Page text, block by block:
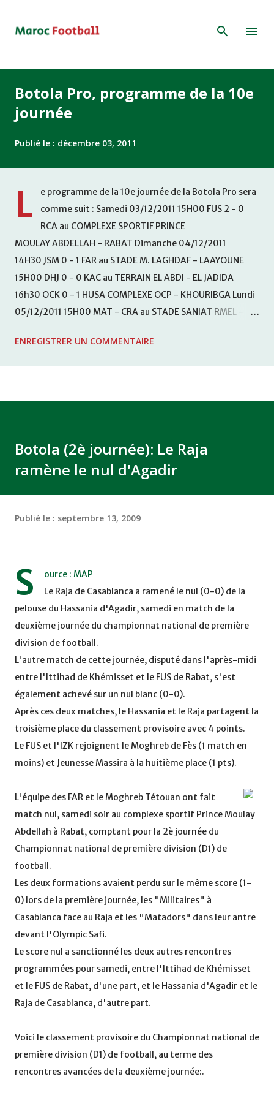
Botola Pro, programme de la 10e
journée
Publié le : décembre 03, 2011
L
e programme de la 10e journée de la Botola Pro sera
comme suit : Samedi 03/12/2011 15H00 FUS 2 - 0
RCA au COMPLEXE SPORTIF PRINCE
MOULAY ABDELLAH - RABAT Dimanche 04/12/2011
14H30 JSM 0 - 1 FAR au STADE M. LAGHDAF - LAAYOUNE
15H00 DHJ 0 - 0 KAC au TERRAIN EL ABDI - EL JADIDA
16h30 OCK 0 - 1 HUSA COMPLEXE OCP - KHOURIBGA Lundi
05/12/2011 15H00 MAT - CRA au STADE SANIAT RMEL -
KHEMISET Mardi 06/12/2011 15H00 WAF - OCS au
ENREGISTRER UN COMMENTAIRE
Botola (2è journée): Le Raja
ramène le nul d'Agadir
Publié le : septembre 13, 2009
S
ource : MAP
Le Raja de Casablanca a ramené le nul (0-0) de la
pelouse du Hassania d'Agadir, samedi en match de la
deuxième journée du championnat national de première
division de football.
L'autre match de cette journée, disputé dans l'après-midi
entre l'Ittihad de Khémisset et le FUS de Rabat, s'est
également achevé sur un nul blanc (0-0).
Après ces deux matches, le Hassania et le Raja partagent la
troisième place du classement provisoire avec 4 points.
Le FUS et l'IZK rejoignent le Moghreb de Fès (1 match en
moins) et Jeunesse Massira à la huitième place (1 pts).
L'équipe des FAR et le Moghreb Tétouan ont fait
match nul, samedi soir au complexe sportif Prince Moulay
Abdellah à Rabat, comptant pour la 2è journée du
Championnat national de première division (D1) de
football.
Les deux formations avaient perdu sur le même score (1-
0) lors de la première journée, les "Militaires" à
Casablanca face au Raja et les "Matadors" dans leur antre
devant l'Olympic Safi.
Le score nul a sanctionné les deux autres rencontres
programmées pour samedi, entre l'Ittihad de Khémisset
et le FUS de Rabat, d'une part, et le Hassania d'Agadir et le
Raja de Casablanca, d'autre part.
Voici le classement provisoire du Championnat national de
première division (D1) de football, au terme des
rencontres avancées de la deuxième journée:.